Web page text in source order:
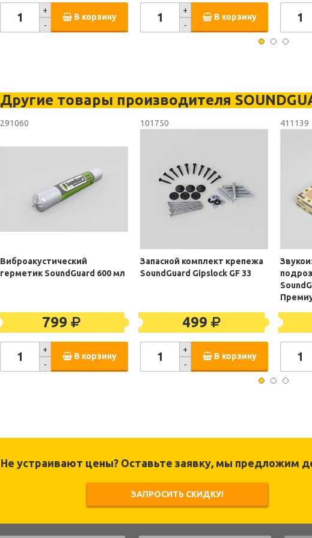
+
-
В корзину
+
-
В корзину
Другие товары производителя
291060
Виброакустический
герметик SoundGuard 600 мл
799
+
-
В корзину
101750
Запасной комплект крепежа
SoundGuard Gipslock GF 33
499
+
-
В корзину
411139
Не устраивают цены? Оставьте заявку, мы предложим
ЗАПРОСИТЬ СКИДКУ!